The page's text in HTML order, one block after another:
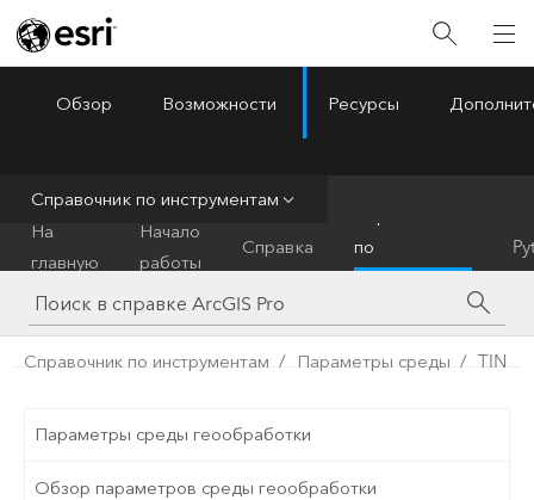
ArcGIS Pro
Обзор Возможности Ресурсы
Справочник по инструментам
На
главную
Начало
работы
Справка
по
инструментам
Справочник по инструментам Параметры среды TIN
Параметры среды геообработки
Обзор параметров среды геообработки